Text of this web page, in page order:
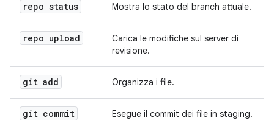
repo status Mostra lo stato del branch attuale.
repo upload
Carica le modifiche sul server di
revisione.
git add Organizza i file.
git commit Esegue il commit dei file in staging.